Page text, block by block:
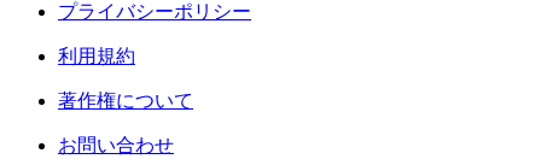
プライバシーポリシー
利用規約
著作権について
お問い合わせ